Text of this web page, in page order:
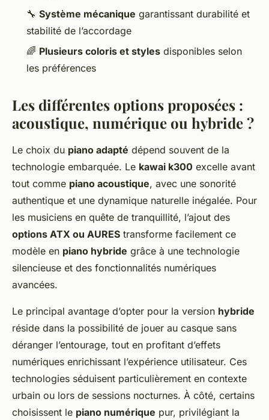
🔧 Système mécanique garantissant durabilité et
stabilité de l’accordage
🌈 Plusieurs coloris et styles disponibles selon
les préférences
Les différentes options proposées :
acoustique, numérique ou hybride ?
Le choix du piano adapté dépend souvent de la
technologie embarquée. Le kawai k300 excelle avant
tout comme piano acoustique, avec une sonorité
authentique et une dynamique naturelle inégalée. Pour
les musiciens en quête de tranquillité, l’ajout des
options ATX ou AURES transforme facilement ce
modèle en piano hybride grâce à une technologie
silencieuse et des fonctionnalités numériques
avancées.
Le principal avantage d’opter pour la version hybride
réside dans la possibilité de jouer au casque sans
déranger l’entourage, tout en profitant d’effets
numériques enrichissant l’expérience utilisateur. Ces
technologies séduisent particulièrement en contexte
urbain ou lors de sessions nocturnes. À côté, certains
choisissent le piano numérique pur, privilégiant la